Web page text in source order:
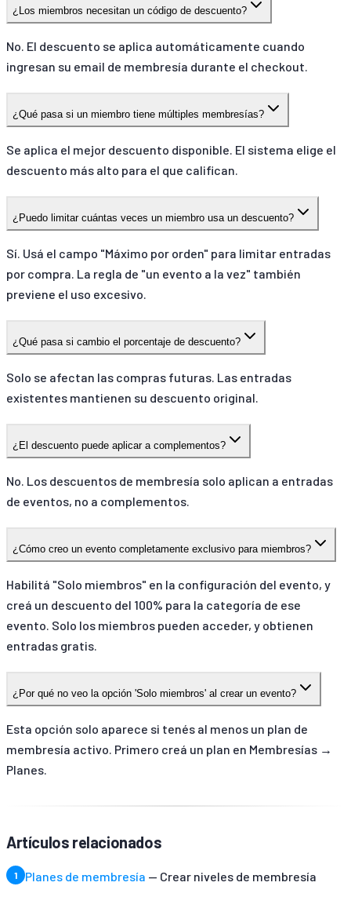
¿Los miembros necesitan un código de descuento?
No. El descuento se aplica automáticamente cuando
ingresan su email de membresía durante el checkout.
¿Qué pasa si un miembro tiene múltiples membresías?
Se aplica el mejor descuento disponible. El sistema elige el
descuento más alto para el que califican.
¿Puedo limitar cuántas veces un miembro usa un descuento?
Sí. Usá el campo "Máximo por orden" para limitar entradas
por compra. La regla de "un evento a la vez" también
previene el uso excesivo.
¿Qué pasa si cambio el porcentaje de descuento?
Solo se afectan las compras futuras. Las entradas
existentes mantienen su descuento original.
¿El descuento puede aplicar a complementos?
No. Los descuentos de membresía solo aplican a entradas
de eventos, no a complementos.
¿Cómo creo un evento completamente exclusivo para miembros?
Habilitá "Solo miembros" en la configuración del evento, y
creá un descuento del 100% para la categoría de ese
evento. Solo los miembros pueden acceder, y obtienen
entradas gratis.
¿Por qué no veo la opción 'Solo miembros' al crear un evento?
Esta opción solo aparece si tenés al menos un plan de
membresía activo. Primero creá un plan en Membresías →
Planes.
Artículos relacionados
Planes de membresía — Crear niveles de membresía